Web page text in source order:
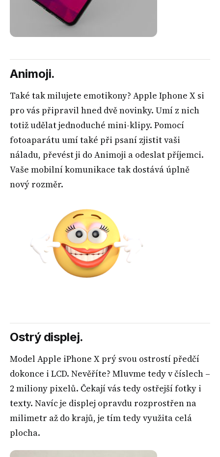
Animoji.
Také tak milujete emotikony? Apple Iphone X si
pro vás připravil hned dvě novinky. Umí z nich
totiž udělat jednoduché mini-klipy. Pomocí
fotoaparátu umí také při psaní zjistit vaši
náladu, převést ji do Animoji a odeslat příjemci.
Vaše mobilní komunikace tak dostává úplně
nový rozměr.
Ostrý displej.
Model Apple iPhone X prý svou ostrostí předčí
dokonce i LCD. Nevěříte? Mluvme tedy v číslech –
2 miliony pixelů. Čekají vás tedy ostřejší fotky i
texty. Navíc je displej opravdu rozprostřen na
milimetr až do krajů, je tím tedy využita celá
plocha.